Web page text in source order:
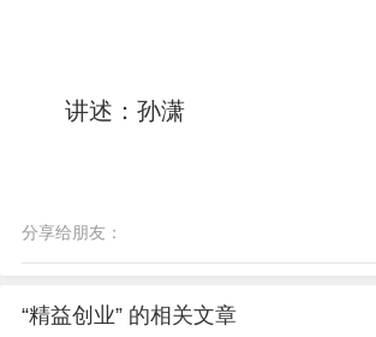
讲述：孙潇
分享给朋友：
“精益创业” 的相关文章